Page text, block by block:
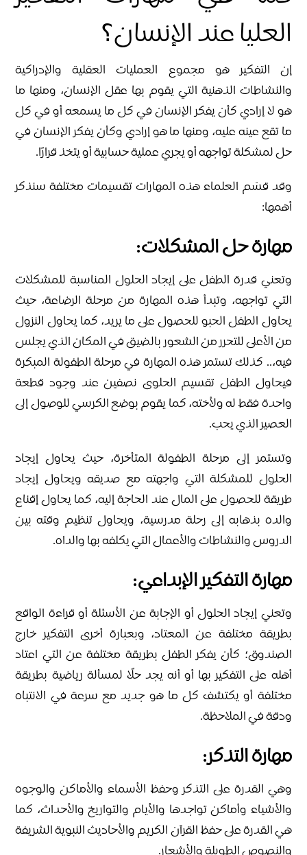
العليا عند الإنسان؟
إن التفكير هو مجموع العمليات العقلية والإدراكية
والنشاطات الذهنية التي يقوم بها عقل الإنسان، ومنها ما
هو لا إرادي كأن يفكر الإنسان في كل ما يسمعه أو في كل
ما تقع عينه عليه، ومنها ما هو إرادي وكأن يفكر الإنسان في
حل لمشكلة تواجهه أو يجري عملية حسابية أو يتخذ قرارًا.
وقد قسّم العلماء هذه المهارات تقسيمات مختلفة سنذكر
أهمها:
مهارة حل المشكلات:
وتعني قدرة الطفل على إيجاد الحلول المناسبة للمشكلات
التي تواجهه، وتبدأ هذه المهارة من مرحلة الرضاعة، حيث
يحاول الطفل الحبو للحصول على ما يريد، كما يحاول النزول
من الأعلى للتحرر من الشعور بالضيق في المكان الذي يجلس
فيه،.. كذلك تستمر هذه المهارة في مرحلة الطفولة المبكرة
فيحاول الطفل تقسيم الحلوى نصفين عند وجود قطعة
واحدة فقط له ولأخته، كما يقوم بوضع الكرسي للوصول إلى
العصير الذي يحب.
وتستمر إلى مرحلة الطفولة المتأخرة، حيث يحاول إيجاد
الحلول للمشكلة التي واجهته مع صديقه ويحاول إيجاد
طريقة للحصول على المال عند الحاجة إليه، كما يحاول إقناع
والده بذهابه إلى رحلة مدرسية، ويحاول تنظيم وقته بين
الدروس والنشاطات والأعمال التي يكلفه بها والداه.
مهارة التفكير الإبداعي:
وتعني إيجاد الحلول أو الإجابة عن الأسئلة أو قراءة الواقع
بطريقة مختلفة عن المعتاد، وبعبارة أخرى التفكير خارج
الصندوق؛ كأن يفكر الطفل بطريقة مختلفة عن التي اعتاد
أهله على التفكير بها أو أنه يجد حلًا لمسألة رياضية بطريقة
مختلفة أو يكتشف كل ما هو جديد مع سرعة في الانتباه
ودقة في الملاحظة.
مهارة التذكر:
وهي القدرة على التذكر وحفظ الأسماء والأماكن والوجوه
والأشياء وأماكن تواجدها والأيام والتواريخ والأحداث، كما
هي القدرة على حفظ القرآن الكريم والأحاديث النبوية الشريفة